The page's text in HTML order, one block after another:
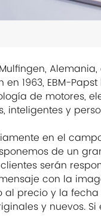
1963, EBM-
de motores,
inteligentes y
en el
de un
serán
con la
precio y la
y nuevos.